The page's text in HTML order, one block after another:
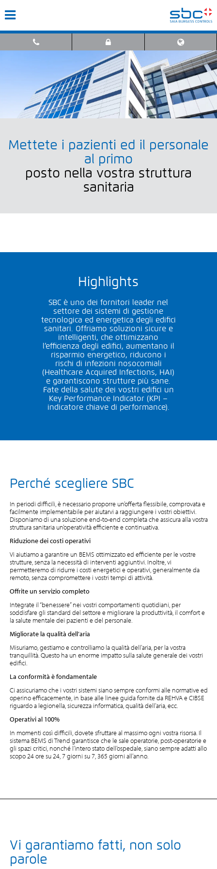
Mettete i pazienti ed il personale
al primo
posto nella vostra struttura
sanitaria
Highlights
SBC è uno dei fornitori leader nel
settore dei sistemi di gestione
tecnologica ed energetica degli edifici
sanitari. Offriamo soluzioni sicure e
intelligenti, che ottimizzano
l’efficienza degli edifici, aumentano il
risparmio energetico, riducono i
rischi di infezioni nosocomiali
(Healthcare Acquired Infections, HAI)
e garantiscono strutture più sane.
Fate della salute dei vostri edifici un
Key Performance Indicator (KPI –
indicatore chiave di performance).
Perché scegliere SBC
In periodi difficili, è necessario proporre un’offerta flessibile, comprovata e
facilmente implementabile per aiutarvi a raggiungere i vostri obiettivi.
Disponiamo di una soluzione end-to-end completa che assicura alla vostra
struttura sanitaria un’operatività efficiente e continuativa.
Riduzione dei costi operativi
Vi aiutiamo a garantire un BEMS ottimizzato ed efficiente per le vostre
strutture, senza la necessità di interventi aggiuntivi. Inoltre, vi
permetteremo di ridurre i costi energetici e operativi, generalmente da
remoto, senza compromettere i vostri tempi di attività.
Offrite un servizio completo
Integrate il “benessere” nei vostri comportamenti quotidiani, per
soddisfare gli standard del settore e migliorare la produttività, il comfort e
la salute mentale dei pazienti e del personale.
Migliorate la qualità dell’aria
Misuriamo, gestiamo e controlliamo la qualità dell’aria, per la vostra
tranquillità. Questo ha un enorme impatto sulla salute generale dei vostri
edifici.
La conformità è fondamentale
Ci assicuriamo che i vostri sistemi siano sempre conformi alle normative ed
operino efficacemente, in base alle linee guida fornite da REHVA e CIBSE
riguardo a legionella, sicurezza informatica, qualità dell’aria, ecc.
Operativi al 100%
In momenti così difficili, dovete sfruttare al massimo ogni vostra risorsa. Il
sistema BEMS di Trend garantisce che le sale operatorie, post-operatorie e
gli spazi critici, nonché l’intero stato dell’ospedale, siano sempre adatti allo
scopo 24 ore su 24, 7 giorni su 7, 365 giorni all’anno.
Vi garantiamo fatti, non solo
parole